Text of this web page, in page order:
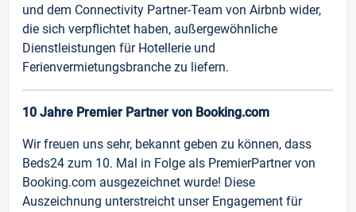
und dem Connectivity Partner-Team von Airbnb wider,
die sich verpflichtet haben, außergewöhnliche
Dienstleistungen für Hotellerie und
Ferienvermietungsbranche zu liefern.
10 Jahre Premier Partner von Booking.com
Wir freuen uns sehr, bekannt geben zu können, dass
Beds24 zum 10. Mal in Folge als PremierPartner von
Booking.com ausgezeichnet wurde! Diese
Auszeichnung unterstreicht unser Engagement für